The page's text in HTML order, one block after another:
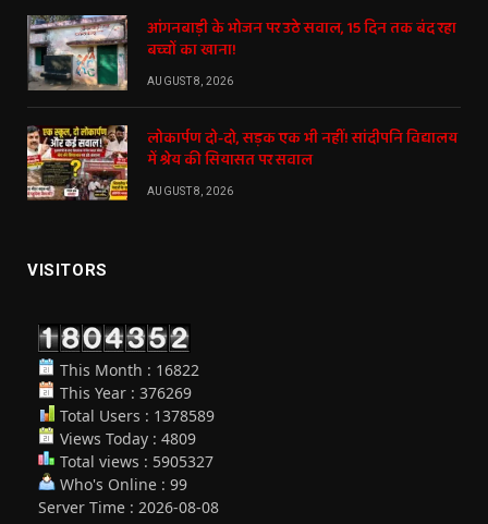
आंगनबाड़ी के भोजन पर उठे सवाल, 15 दिन तक बंद रहा
बच्चों का खाना!
AUGUST 8, 2026
लोकार्पण दो-दो, सड़क एक भी नहीं! सांदीपनि विद्यालय
में श्रेय की सियासत पर सवाल
AUGUST 8, 2026
VISITORS
This Month : 16822
This Year : 376269
Total Users : 1378589
Views Today : 4809
Total views : 5905327
Who's Online : 99
Server Time : 2026-08-08